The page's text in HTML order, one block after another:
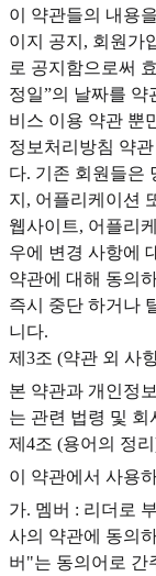
이 약관들의 내용
이지 공지, 회원가
로 공지함으로써
정일”의 날짜를 약
비스 이용 약관 뿐
정보처리방침 약
다. 기존 회원들은
지, 어플리케이션
웹사이트, 어플리
우에 변경 사항에
약관에 대해 동의
즉시 중단 하거나
니다.
제3조 (약관 외 사
본 약관과 개인정
는 관련 법령 및
제4조 (용어의 정
이 약관에서 사용
가. 멤버 : 리더로
사의 약관에 동의
버"는 동의어로 간